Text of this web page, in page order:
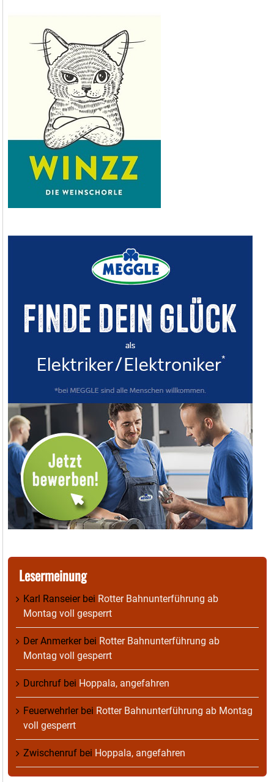
Lesermeinung
Karl Ranseierbei Rotter Bahnunterführung ab
Montag voll gesperrt
Der Anmerkerbei Rotter Bahnunterführung ab
Montag voll gesperrt
Durchruf bei Hoppala, angefahren
Feuerwehrlerbei Rotter Bahnunterführung ab Montag
voll gesperrt
Zwischenruf bei Hoppala, angefahren